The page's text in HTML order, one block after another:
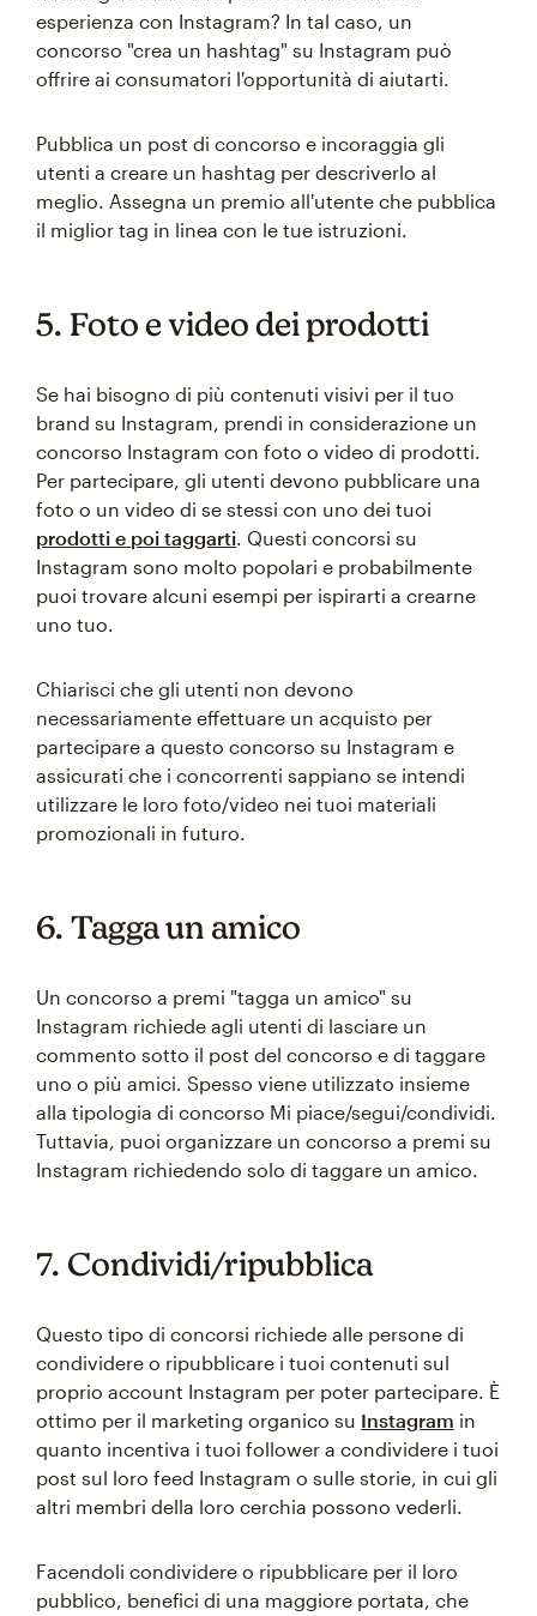
esperienza con Instagram? In tal caso, un
concorso "crea un hashtag" su Instagram può
offrire ai consumatori l'opportunità di aiutarti.
Pubblica un post di concorso e incoraggia gli
utenti a creare un hashtag per descriverlo al
meglio. Assegna un premio all'utente che pubblica
il miglior tag in linea con le tue istruzioni.
5. Foto e video dei prodotti
Se hai bisogno di più contenuti visivi per il tuo
brand su Instagram, prendi in considerazione un
concorso Instagram con foto o video di prodotti.
Per partecipare, gli utenti devono pubblicare una
foto o un video di se stessi con uno dei tuoi
prodotti e poi taggarti. Questi concorsi su
Instagram sono molto popolari e probabilmente
puoi trovare alcuni esempi per ispirarti a crearne
uno tuo.
Chiarisci che gli utenti non devono
necessariamente effettuare un acquisto per
partecipare a questo concorso su Instagram e
assicurati che i concorrenti sappiano se intendi
utilizzare le loro foto/video nei tuoi materiali
promozionali in futuro.
6. Tagga un amico
Un concorso a premi "tagga un amico" su
Instagram richiede agli utenti di lasciare un
commento sotto il post del concorso e di taggare
uno o più amici. Spesso viene utilizzato insieme
alla tipologia di concorso Mi piace/segui/condividi.
Tuttavia, puoi organizzare un concorso a premi su
Instagram richiedendo solo di taggare un amico.
7. Condividi/ripubblica
Questo tipo di concorsi richiede alle persone di
condividere o ripubblicare i tuoi contenuti sul
proprio account Instagram per poter partecipare. È
ottimo per il marketing organico su Instagram in
quanto incentiva i tuoi follower a condividere i tuoi
post sul loro feed Instagram o sulle storie, in cui gli
altri membri della loro cerchia possono vederli.
Facendoli condividere o ripubblicare per il loro
pubblico, benefici di una maggiore portata, che